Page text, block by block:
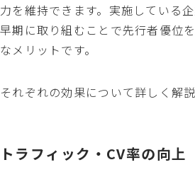
力を維持できます。実施している
早期に取り組むことで先行者優位
なメリットです。
それぞれの効果について詳しく解
トラフィック・CV率の向上